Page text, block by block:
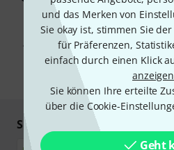
und das Merken von
Sie okay ist, stimmen Sie
für Präferenzen,
einfach durch einen Klick
anzeigen
Sie können Ihre erteilte
über die Cookie-
Geht
Mit Klick auf „Jetzt anmelden“
Werbung und einer Messung des E-
Abmeldung ist jederzeit möglich.
unseren
*
Sicher einkaufen & bezahlen